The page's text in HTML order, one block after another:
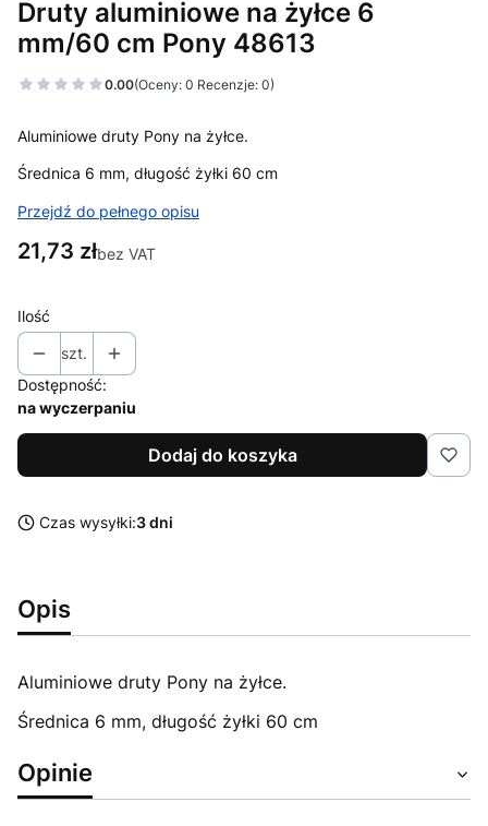
Druty aluminiowe na żyłce 6
mm/60 cm Pony 48613
0.00(Oceny: 0 Recenzje: 0)
Aluminiowe druty Pony na żyłce.
Średnica 6 mm, długość żyłki 60 cm
Przejdź do pełnego opisu
Cena
21,73 złbez VAT
Ilość
szt.
Dostępność:
na wyczerpaniu
Dodaj do koszyka
Czas wysyłki:3 dni
Opis
Aluminiowe druty Pony na żyłce.
Średnica 6 mm, długość żyłki 60 cm
Opinie